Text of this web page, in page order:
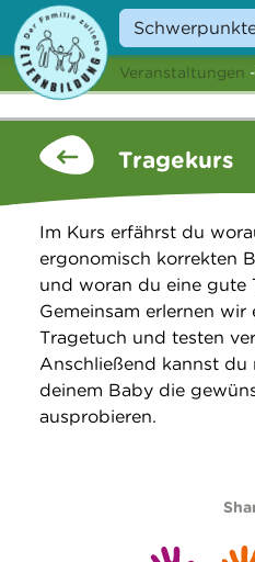
Angebote
Veranstaltungen
Service
Über uns
Suche
Veranstaltungen
Tragekurs
Im Kurs erfährst du
ergonomisch korrekten
und woran du eine gute
Gemeinsam erlernen wir
Tragetuch und testen
Anschließend kannst
deinem Baby die
ausprobieren.